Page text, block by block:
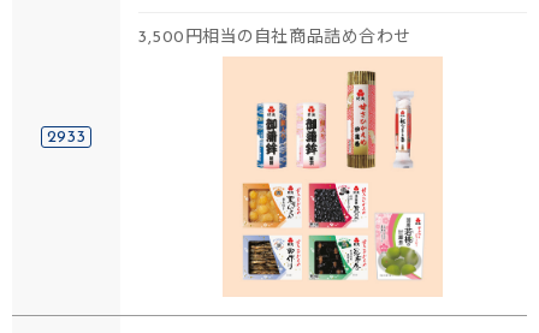
2933
3,500円相当の自社商品詰め合わせ